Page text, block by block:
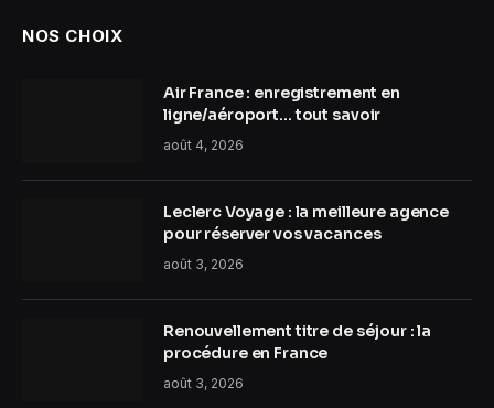
NOS CHOIX
Air France : enregistrement en
ligne/aéroport… tout savoir
août 4, 2026
Leclerc Voyage : la meilleure agence
pour réserver vos vacances
août 3, 2026
Renouvellement titre de séjour : la
procédure en France
août 3, 2026